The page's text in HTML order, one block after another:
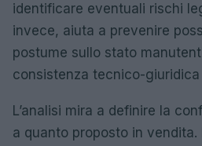
identificare eventuali rischi
invece, aiuta a prevenire
postume sullo stato
consistenza tecnico-giuridica
L’analisi mira a definire la
a quanto proposto in vendita.